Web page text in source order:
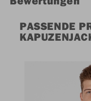
PASSENDE